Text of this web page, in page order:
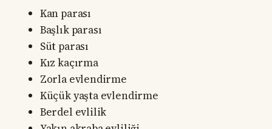
Kan parası
Başlık parası
Süt parası
Kız kaçırma
Zorla evlendirme
Küçük yaşta evlendirme
Berdel evlilik